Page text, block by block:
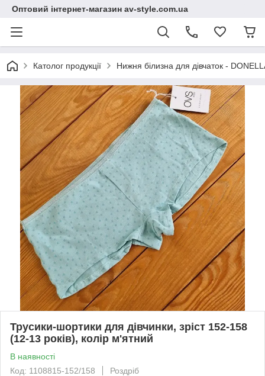
Оптовий інтернет-магазин av-style.com.ua
Католог продукції Нижня білизна для дівчаток -
Трусики-шортики для дівчинки, зріст 152-158
(12-13 років), колір м'ятний
В наявності
Код: 1108815-152/158
Роздріб